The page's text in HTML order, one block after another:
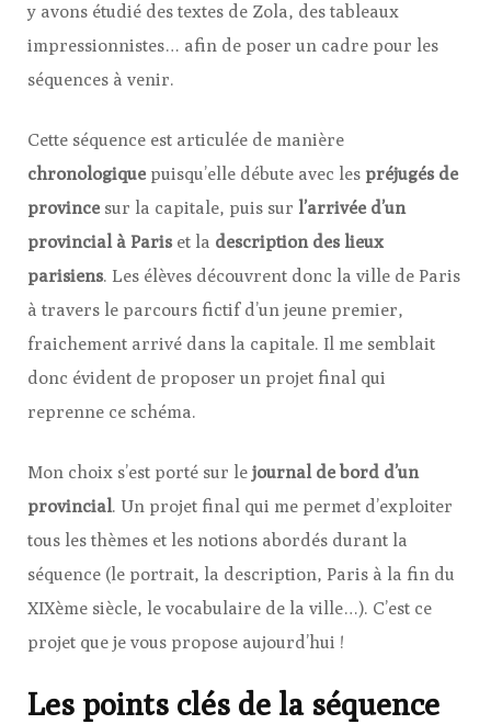
y avons étudié des textes de Zola, des tableaux
impressionnistes… afin de poser un cadre pour les
séquences à venir.
Cette séquence est articulée de manière
chronologique puisqu’elle débute avec les préjugés de
province sur la capitale, puis sur l’arrivée d’un
provincial à Paris et la description des lieux
parisiens. Les élèves découvrent donc la ville de Paris
à travers le parcours fictif d’un jeune premier,
fraichement arrivé dans la capitale. Il me semblait
donc évident de proposer un projet final qui
reprenne ce schéma.
Mon choix s’est porté sur le journal de bord d’un
provincial. Un projet final qui me permet d’exploiter
tous les thèmes et les notions abordés durant la
séquence (le portrait, la description, Paris à la fin du
XIXème siècle, le vocabulaire de la ville…). C’est ce
projet que je vous propose aujourd’hui !
Les points clés de la séquence